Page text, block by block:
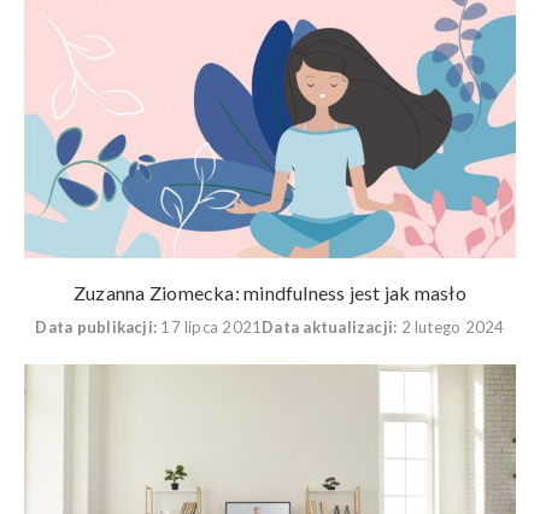
Zuzanna Ziomecka: mindfulness jest jak masło
Data publikacji: 17 lipca 2021Data aktualizacji: 2 lutego 2024